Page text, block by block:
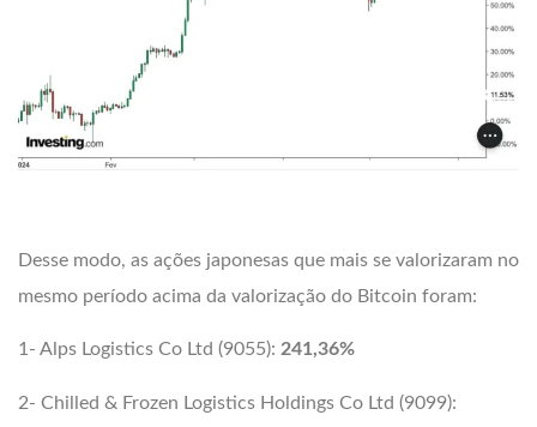
Desse modo, as ações japonesas que mais se valorizaram no
mesmo período acima da valorização do Bitcoin foram:
1- Alps Logistics Co Ltd (9055): 241,36%
2- Chilled & Frozen Logistics Holdings Co Ltd (9099):